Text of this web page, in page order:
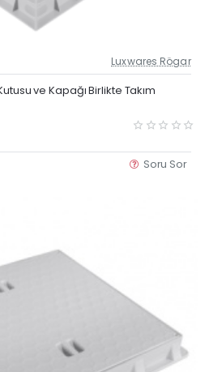
Güncel Fiyat
Luxwares Rögar
ve Kapağı Birlikte Takım
Soru Sor